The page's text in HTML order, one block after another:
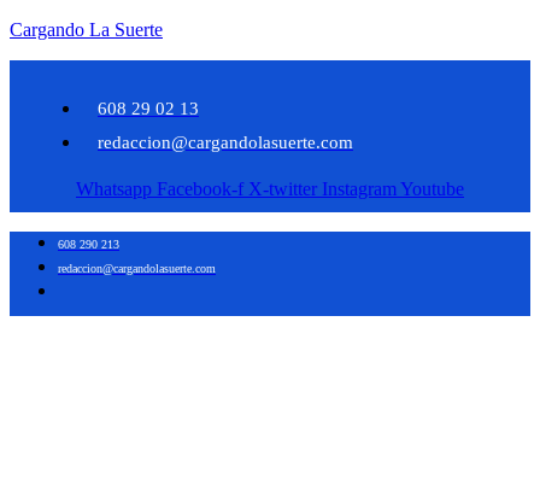
Cargando La Suerte
608 29 02 13
redaccion@cargandolasuerte.com
Whatsapp Facebook-f X-twitter Instagram Youtube
608 290 213
redaccion@cargandolasuerte.com